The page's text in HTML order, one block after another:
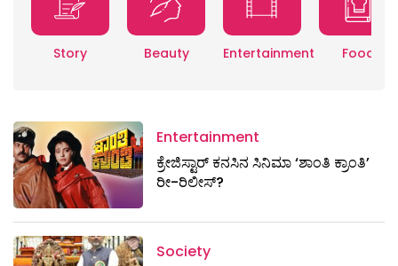
Story Beauty Entertainment Food
Entertainment
ಕ್ರೇಜಿಸ್ಟಾರ್ ಕನಸಿನ ಸಿನಿಮಾ ‘ಶಾಂತಿ ಕ್ರಾಂತಿ’
ರೀ-ರಿಲೀಸ್?
Society